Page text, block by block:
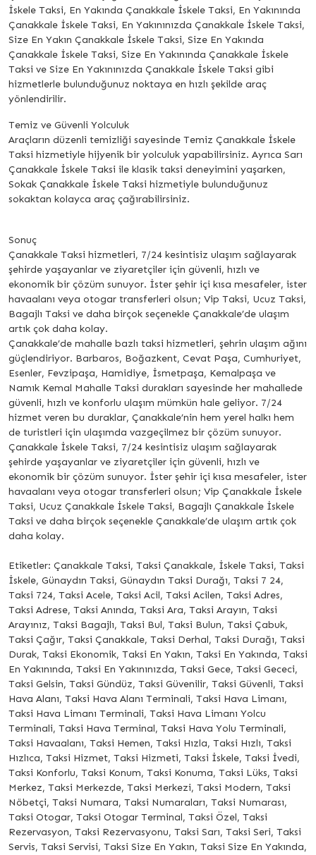
İskele Taksi, En Yakında Çanakkale İskele Taksi, En Yakınında
Çanakkale İskele Taksi, En Yakınınızda Çanakkale İskele Taksi,
Size En Yakın Çanakkale İskele Taksi, Size En Yakında
Çanakkale İskele Taksi, Size En Yakınında Çanakkale İskele
Taksi ve Size En Yakınınızda Çanakkale İskele Taksi gibi
hizmetlerle bulunduğunuz noktaya en hızlı şekilde araç
yönlendirilir.
Temiz ve Güvenli Yolculuk
Araçların düzenli temizliği sayesinde Temiz Çanakkale İskele
Taksi hizmetiyle hijyenik bir yolculuk yapabilirsiniz. Ayrıca Sarı
Çanakkale İskele Taksi ile klasik taksi deneyimini yaşarken,
Sokak Çanakkale İskele Taksi hizmetiyle bulunduğunuz
sokaktan kolayca araç çağırabilirsiniz.
Sonuç
Çanakkale Taksi hizmetleri, 7/24 kesintisiz ulaşım sağlayarak
şehirde yaşayanlar ve ziyaretçiler için güvenli, hızlı ve
ekonomik bir çözüm sunuyor. İster şehir içi kısa mesafeler, ister
havaalanı veya otogar transferleri olsun; Vip Taksi, Ucuz Taksi,
Bagajlı Taksi ve daha birçok seçenekle Çanakkale’de ulaşım
artık çok daha kolay.
Çanakkale’de mahalle bazlı taksi hizmetleri, şehrin ulaşım ağını
güçlendiriyor. Barbaros, Boğazkent, Cevat Paşa, Cumhuriyet,
Esenler, Fevzipaşa, Hamidiye, İsmetpaşa, Kemalpaşa ve
Namık Kemal Mahalle Taksi durakları sayesinde her mahallede
güvenli, hızlı ve konforlu ulaşım mümkün hale geliyor. 7/24
hizmet veren bu duraklar, Çanakkale’nin hem yerel halkı hem
de turistleri için ulaşımda vazgeçilmez bir çözüm sunuyor.
Çanakkale İskele Taksi, 7/24 kesintisiz ulaşım sağlayarak
şehirde yaşayanlar ve ziyaretçiler için güvenli, hızlı ve
ekonomik bir çözüm sunuyor. İster şehir içi kısa mesafeler, ister
havaalanı veya otogar transferleri olsun; Vip Çanakkale İskele
Taksi, Ucuz Çanakkale İskele Taksi, Bagajlı Çanakkale İskele
Taksi ve daha birçok seçenekle Çanakkale’de ulaşım artık çok
daha kolay.
Etiketler: Çanakkale Taksi, Taksi Çanakkale, İskele Taksi, Taksi
İskele, Günaydın Taksi, Günaydın Taksi Durağı, Taksi 7 24,
Taksi 724, Taksi Acele, Taksi Acil, Taksi Acilen, Taksi Adres,
Taksi Adrese, Taksi Anında, Taksi Ara, Taksi Arayın, Taksi
Arayınız, Taksi Bagajlı, Taksi Bul, Taksi Bulun, Taksi Çabuk,
Taksi Çağır, Taksi Çanakkale, Taksi Derhal, Taksi Durağı, Taksi
Durak, Taksi Ekonomik, Taksi En Yakın, Taksi En Yakında, Taksi
En Yakınında, Taksi En Yakınınızda, Taksi Gece, Taksi Gececi,
Taksi Gelsin, Taksi Gündüz, Taksi Güvenilir, Taksi Güvenli, Taksi
Hava Alanı, Taksi Hava Alanı Terminali, Taksi Hava Limanı,
Taksi Hava Limanı Terminali, Taksi Hava Limanı Yolcu
Terminali, Taksi Hava Terminal, Taksi Hava Yolu Terminali,
Taksi Havaalanı, Taksi Hemen, Taksi Hızla, Taksi Hızlı, Taksi
Hızlıca, Taksi Hizmet, Taksi Hizmeti, Taksi İskele, Taksi İvedi,
Taksi Konforlu, Taksi Konum, Taksi Konuma, Taksi Lüks, Taksi
Merkez, Taksi Merkezde, Taksi Merkezi, Taksi Modern, Taksi
Nöbetçi, Taksi Numara, Taksi Numaraları, Taksi Numarası,
Taksi Otogar, Taksi Otogar Terminal, Taksi Özel, Taksi
Rezervasyon, Taksi Rezervasyonu, Taksi Sarı, Taksi Seri, Taksi
Servis, Taksi Servisi, Taksi Size En Yakın, Taksi Size En Yakında,